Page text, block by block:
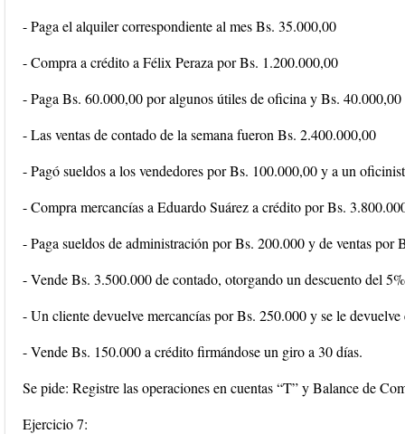
- Paga el alquiler correspondiente al mes Bs. 35.000,00
- Compra a crédito a Félix Peraza por Bs. 1.200.000,00
- Paga Bs. 60.000,00 por algunos útiles de oficina y Bs.
- Las ventas de contado de la semana fueron Bs. 2.400.000,00
- Pagó sueldos a los vendedores por Bs. 100.000,00 y a un
- Compra mercancías a Eduardo Suárez a crédito por Bs.
- Paga sueldos de administración por Bs. 200.000 y de ventas por
- Vende Bs. 3.500.000 de contado, otorgando un descuento del
- Un cliente devuelve mercancías por Bs. 250.000 y se le
- Vende Bs. 150.000 a crédito firmándose un giro a 30 días.
Se pide: Registre las operaciones en cuentas “T” y Balance de
Ejercicio 7: